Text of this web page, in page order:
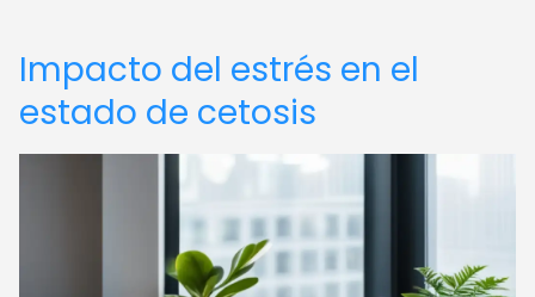
Impacto del estrés en el
estado de cetosis